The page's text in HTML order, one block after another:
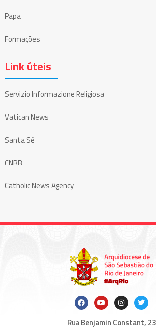
Papa
Formações
Link úteis
Servizio Informazione Religiosa
Vatican News
Santa Sé
CNBB
Catholic News Agency
Rua Benjamin Constant, 23